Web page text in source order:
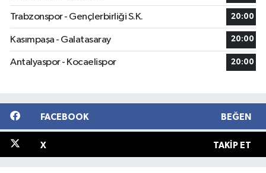
Trabzonspor - Gençlerbirliği S.K. 20:00
Kasımpaşa - Galatasaray 20:00
Antalyaspor - Kocaelispor 20:00
FACEBOOK BEĞEN
X TAKIP ET